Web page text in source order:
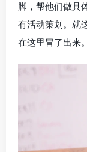
脚，帮他们做具
有活动策划。就
在这里冒了出来。